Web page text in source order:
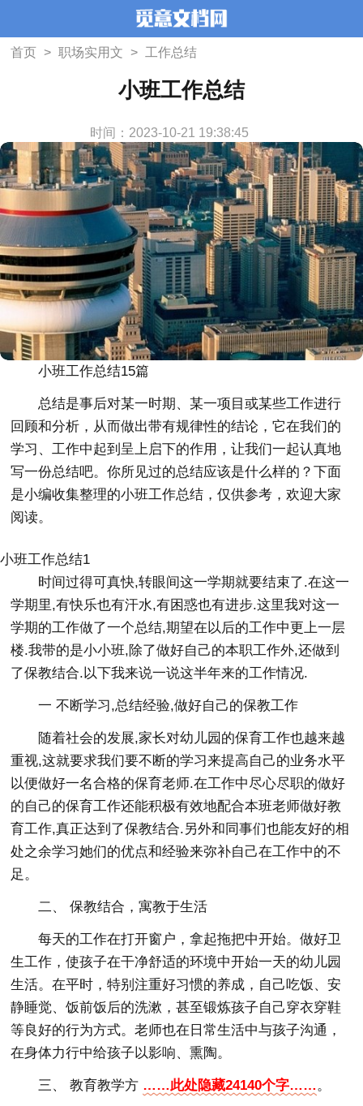
首页 > 职场实用文 > 工作总结
小班工作总结
时间：2023-10-21 19:38:45
小班工作总结15篇
总结是事后对某一时期、某一项目或某些工作进行
回顾和分析，从而做出带有规律性的结论，它在我们的
学习、工作中起到呈上启下的作用，让我们一起认真地
写一份总结吧。你所见过的总结应该是什么样的？下面
是小编收集整理的小班工作总结，仅供参考，欢迎大家
阅读。
小班工作总结1
时间过得可真快,转眼间这一学期就要结束了.在这一
学期里,有快乐也有汗水,有困惑也有进步.这里我对这一
学期的工作做了一个总结,期望在以后的工作中更上一层
楼.我带的是小小班,除了做好自己的本职工作外,还做到
了保教结合.以下我来说一说这半年来的工作情况.
一 不断学习,总结经验,做好自己的保教工作
随着社会的发展,家长对幼儿园的保育工作也越来越
重视,这就要求我们要不断的学习来提高自己的业务水平
以便做好一名合格的保育老师.在工作中尽心尽职的做好
的自己的保育工作还能积极有效地配合本班老师做好教
育工作,真正达到了保教结合.另外和同事们也能友好的相
处之余学习她们的优点和经验来弥补自己在工作中的不
足。
二、 保教结合，寓教于生活
每天的工作在打开窗户，拿起拖把中开始。做好卫
生工作，使孩子在干净舒适的环境中开始一天的幼儿园
生活。在平时，特别注重好习惯的养成，自己吃饭、安
静睡觉、饭前饭后的洗漱，甚至锻炼孩子自己穿衣穿鞋
等良好的行为方式。老师也在日常生活中与孩子沟通，
在身体力行中给孩子以影响、熏陶。
三、 教育教学方 ……此处隐藏24140个字…… 。